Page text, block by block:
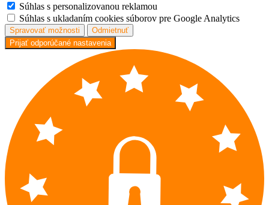
Súhlas s personalizovanou reklamou
Súhlas s ukladaním cookies súborov pre Google Analytics
Spravovať možnosti
Odmietnuť
Prijať odporúčané nastavenia